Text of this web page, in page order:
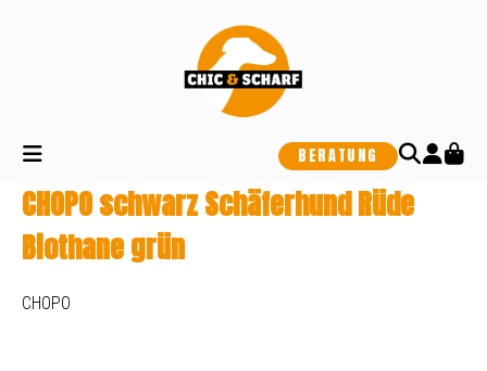
BERATUNG
CHOPO schwarz Schäferhund Rüde
Biothane grün
CHOPO